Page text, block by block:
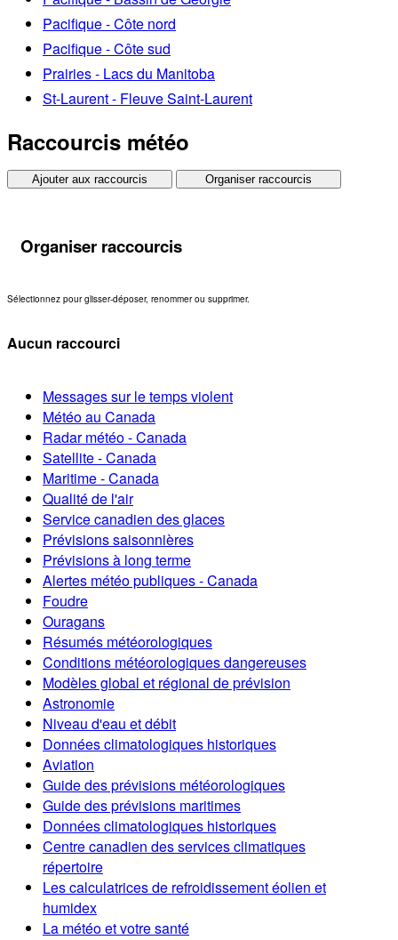
Pacifique - Côte nord
Pacifique - Côte sud
Prairies - Lacs du Manitoba
St-Laurent - Fleuve Saint-Laurent
Raccourcis météo
Ajouter aux raccourcis Organiser raccourcis
Organiser raccourcis
Sélectionnez pour glisser-déposer, renommer ou supprimer.
Aucun raccourci
Messages sur le temps violent
Météo au Canada
Radar météo - Canada
Satellite - Canada
Maritime - Canada
Qualité de l'air
Service canadien des glaces
Prévisions saisonnières
Prévisions à long terme
Alertes météo publiques - Canada
Foudre
Ouragans
Résumés météorologiques
Conditions météorologiques dangereuses
Modèles global et régional de prévision
Astronomie
Niveau d'eau et débit
Données climatologiques historiques
Aviation
Guide des prévisions météorologiques
Guide des prévisions maritimes
Données climatologiques historiques
Centre canadien des services climatiques
répertoire
Les calculatrices de refroidissement éolien et
humidex
La météo et votre santé